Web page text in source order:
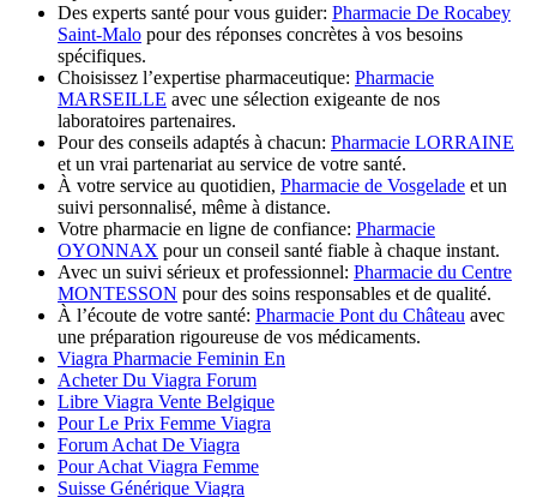
Des experts santé pour vous guider: Pharmacie De Rocabey
Saint-Malo pour des réponses concrètes à vos besoins
spécifiques.
Choisissez l’expertise pharmaceutique: Pharmacie
MARSEILLE avec une sélection exigeante de nos
laboratoires partenaires.
Pour des conseils adaptés à chacun: Pharmacie LORRAINE
et un vrai partenariat au service de votre santé.
À votre service au quotidien, Pharmacie de Vosgelade et un
suivi personnalisé, même à distance.
Votre pharmacie en ligne de confiance: Pharmacie
OYONNAX pour un conseil santé fiable à chaque instant.
Avec un suivi sérieux et professionnel: Pharmacie du Centre
MONTESSON pour des soins responsables et de qualité.
À l’écoute de votre santé: Pharmacie Pont du Château avec
une préparation rigoureuse de vos médicaments.
Viagra Pharmacie Feminin En
Acheter Du Viagra Forum
Libre Viagra Vente Belgique
Pour Le Prix Femme Viagra
Forum Achat De Viagra
Pour Achat Viagra Femme
Suisse Générique Viagra